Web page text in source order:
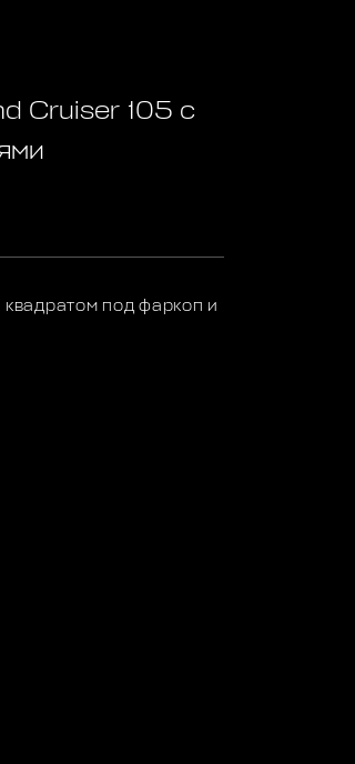
Cruiser 105 с
под фаркоп и